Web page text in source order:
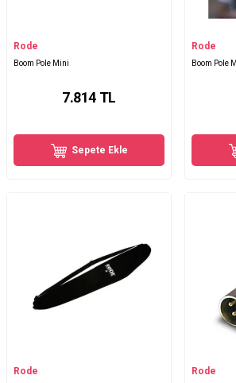
Rode
Boom Pole Mini
7.814 TL
Sepete Ekle
Rode
Boom Pole
Rode Rode